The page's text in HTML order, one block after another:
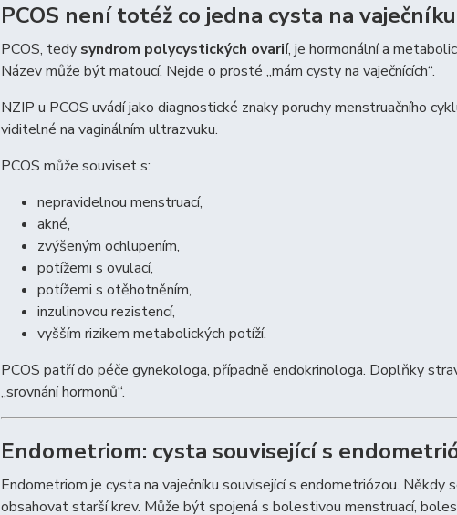
PCOS není totéž co jedna cysta na vaječníku
PCOS, tedy syndrom polycystických ovarií, je hormonální a
Název může být matoucí. Nejde o prosté „mám cysty na vaječnících“.
NZIP u PCOS uvádí jako diagnostické znaky poruchy menstruačního
viditelné na vaginálním ultrazvuku.
PCOS může souviset s:
nepravidelnou menstruací,
akné,
zvýšeným ochlupením,
potížemi s ovulací,
potížemi s otěhotněním,
inzulinovou rezistencí,
vyšším rizikem metabolických potíží.
PCOS patří do péče gynekologa, případně endokrinologa. Doplňky
„srovnání hormonů“.
Endometriom: cysta související s
Endometriom je cysta na vaječníku související s endometriózou. Někdy
obsahovat starší krev. Může být spojená s bolestivou menstruací,